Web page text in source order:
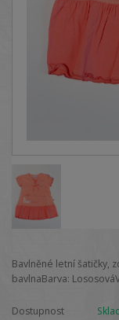
Bavlněné letní šatičky,
bavlnaBarva:
Dostupnost